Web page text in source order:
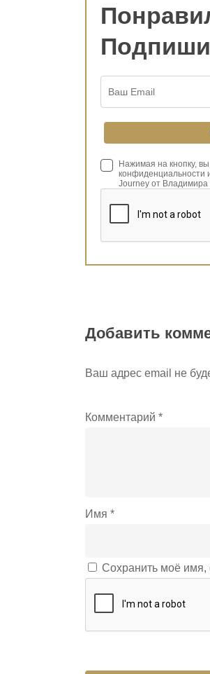
Нажимая на кнопку,
конфиденциальности
Journey от Владимира
Добавить
Ваш адрес email не
Комментарий *
Имя *
Сохранить моё имя,